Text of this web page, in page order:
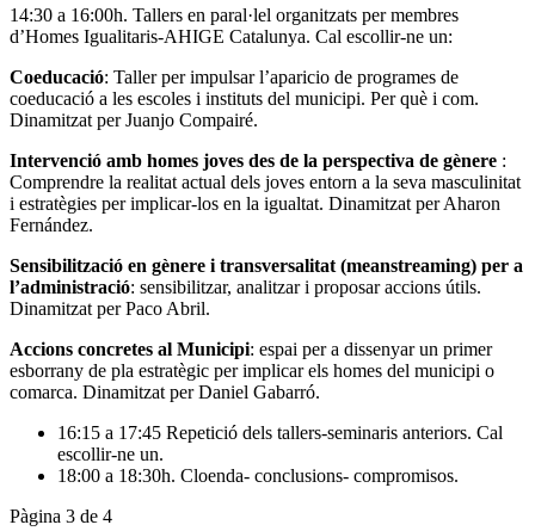
14:30 a 16:00h. Tallers en paral·lel organitzats per membres
d’Homes Igualitaris-AHIGE Catalunya. Cal escollir-ne un:
Coeducació: Taller per impulsar l’aparicio de programes de
coeducació a les escoles i instituts del municipi. Per què i com.
Dinamitzat per Juanjo Compairé.
Intervenció amb homes joves des de la perspectiva de gènere :
Comprendre la realitat actual dels joves entorn a la seva masculinitat
i estratègies per implicar-los en la igualtat. Dinamitzat per Aharon
Fernández.
Sensibilització en gènere i transversalitat (meanstreaming) per a
l’administració: sensibilitzar, analitzar i proposar accions útils.
Dinamitzat per Paco Abril.
Accions concretes al Municipi: espai per a dissenyar un primer
esborrany de pla estratègic per implicar els homes del municipi o
comarca. Dinamitzat per Daniel Gabarró.
16:15 a 17:45 Repetició dels tallers-seminaris anteriors. Cal
escollir-ne un.
18:00 a 18:30h. Cloenda- conclusions- compromisos.
Pàgina 3 de 4